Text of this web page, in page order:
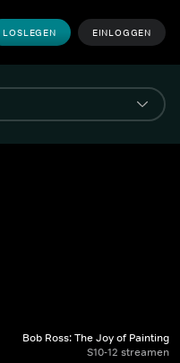
LOSLEGEN EINLOGGEN
Bob Ross: The Joy of Painting
S10-12 streamen